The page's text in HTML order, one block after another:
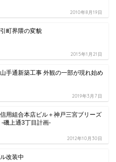
2010年8月19日
町界隈の変貌
2015年1月21日
手通新築工事 外観の一部が現れ始め
2019年3月7日
用組合本店ビル＋神戸三宮ブリーズ
-磯上通3丁目計画-
2012年10月30日
改装中